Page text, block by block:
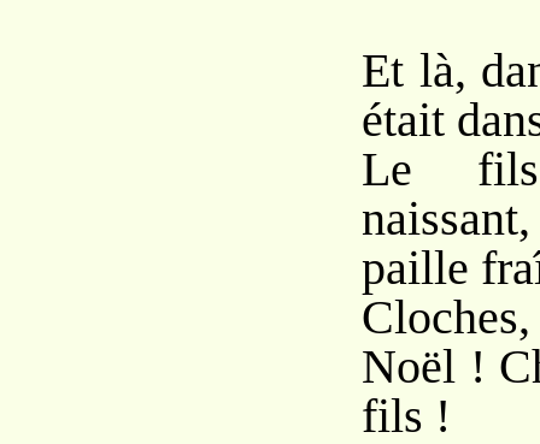
Et là,
était
Le
paille
Noël !
fils !